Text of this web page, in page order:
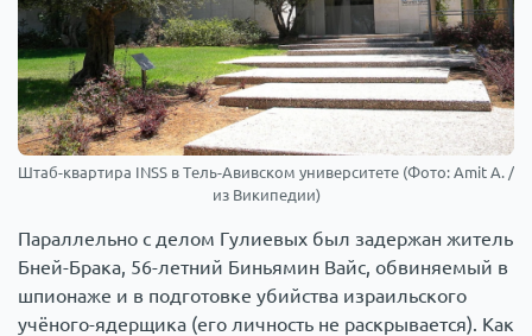
Штаб-квартира INSS в Тель-Авивском университете (Фото: Amit A. /
из Википедии)
Параллельно с делом Гулиевых был задержан житель
Бней-Брака, 56-летний Биньямин Вайс, обвиняемый в
шпионаже и в подготовке убийства израильского
учёного-ядерщика (его личность не раскрывается). Как